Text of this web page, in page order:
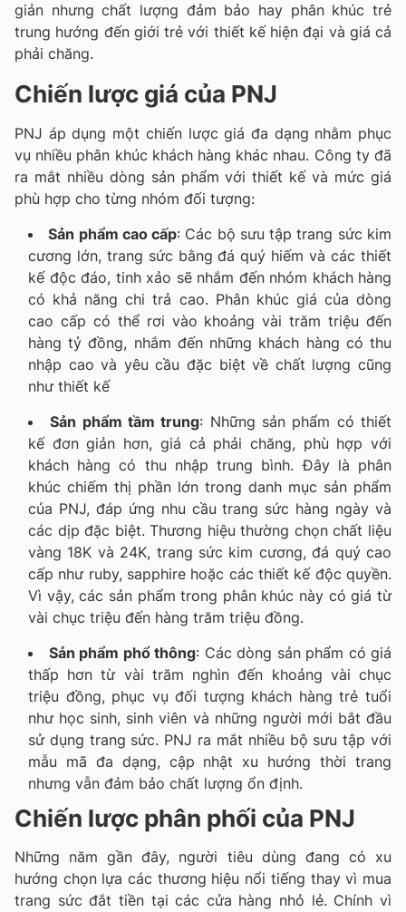
giản nhưng chất lượng đảm bảo hay phân khúc trẻ
trung hướng đến giới trẻ với thiết kế hiện đại và giá cả
phải chăng.
Chiến lược giá của PNJ
PNJ áp dụng một chiến lược giá đa dạng nhằm phục
vụ nhiều phân khúc khách hàng khác nhau. Công ty đã
ra mắt nhiều dòng sản phẩm với thiết kế và mức giá
phù hợp cho từng nhóm đối tượng:
Sản phẩm cao cấp: Các bộ sưu tập trang sức kim
cương lớn, trang sức bằng đá quý hiếm và các thiết
kế độc đáo, tinh xảo sẽ nhắm đến nhóm khách hàng
có khả năng chi trả cao. Phân khúc giá của dòng
cao cấp có thể rơi vào khoảng vài trăm triệu đến
hàng tỷ đồng, nhắm đến những khách hàng có thu
nhập cao và yêu cầu đặc biệt về chất lượng cũng
như thiết kế
Sản phẩm tầm trung: Những sản phẩm có thiết
kế đơn giản hơn, giá cả phải chăng, phù hợp với
khách hàng có thu nhập trung bình. Đây là phân
khúc chiếm thị phần lớn trong danh mục sản phẩm
của PNJ, đáp ứng nhu cầu trang sức hàng ngày và
các dịp đặc biệt. Thương hiệu thường chọn chất liệu
vàng 18K và 24K, trang sức kim cương, đá quý cao
cấp như ruby, sapphire hoặc các thiết kế độc quyền.
Vì vậy, các sản phẩm trong phân khúc này có giá từ
vài chục triệu đến hàng trăm triệu đồng.
Sản phẩm phổ thông: Các dòng sản phẩm có giá
thấp hơn từ vài trăm nghìn đến khoảng vài chục
triệu đồng, phục vụ đối tượng khách hàng trẻ tuổi
như học sinh, sinh viên và những người mới bắt đầu
sử dụng trang sức. PNJ ra mắt nhiều bộ sưu tập với
mẫu mã đa dạng, cập nhật xu hướng thời trang
nhưng vẫn đảm bảo chất lượng ổn định.
Chiến lược phân phối của PNJ
Những năm gần đây, người tiêu dùng đang có xu
hướng chọn lựa các thương hiệu nổi tiếng thay vì mua
trang sức đắt tiền tại các cửa hàng nhỏ lẻ. Chính vì